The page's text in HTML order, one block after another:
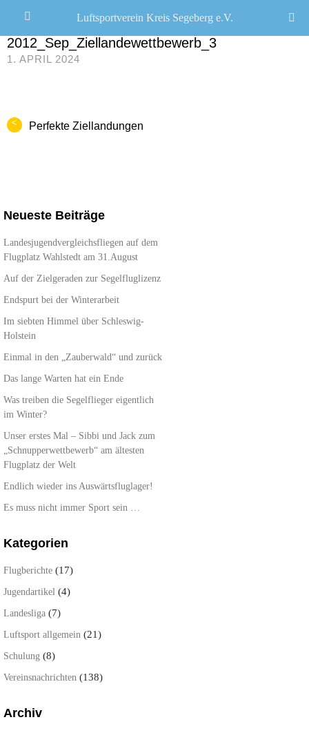
2012_Sep_Ziellandewettbewerb_3
1. APRIL 2024
< Perfekte Ziellandungen
Neueste Beiträge
Landesjugendvergleichsfliegen auf dem
Flugplatz Wahlstedt am 31.August
Auf der Zielgeraden zur Segelfluglizenz
Endspurt bei der Winterarbeit
Im siebten Himmel über Schleswig-
Holstein
Einmal in den „Zauberwald“ und zurück
Das lange Warten hat ein Ende
Was treiben die Segelflieger eigentlich
im Winter?
Unser erstes Mal – Sibbi und Jack zum
„Schnupperwettbewerb“ am ältesten
Flugplatz der Welt
Endlich wieder ins Auswärtsfluglager!
Es muss nicht immer Sport sein …
Kategorien
Flugberichte (17)
Jugendartikel (4)
Landesliga (7)
Luftsport allgemein (21)
Schulung (8)
Vereinsnachrichten (138)
Archiv
Luftsportverein Kreis Segeberg e.V.